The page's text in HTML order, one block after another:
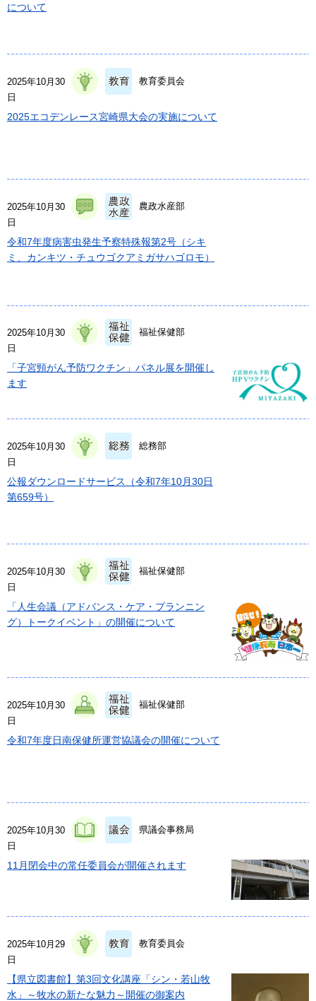
について
2025年10月30
日
教育委員会
2025エコデンレース宮崎県大会の実施について
2025年10月30
日
農政水産部
令和7年度病害虫発生予察特殊報第2号（シキ
ミ、カンキツ・チュウゴクアミガサハゴロモ）
2025年10月30
日
福祉保健部
「子宮頸がん予防ワクチン」パネル展を開催し
ます
2025年10月30
日
総務部
公報ダウンロードサービス（令和7年10月30日
第659号）
2025年10月30
日
福祉保健部
「人生会議（アドバンス・ケア・プランニン
グ）トークイベント」の開催について
2025年10月30
日
福祉保健部
令和7年度日南保健所運営協議会の開催について
2025年10月30
日
県議会事務局
11月閉会中の常任委員会が開催されます
2025年10月29
日
教育委員会
【県立図書館】第3回文化講座「シン・若山牧
水」～牧水の新たな魅力～開催の御案内